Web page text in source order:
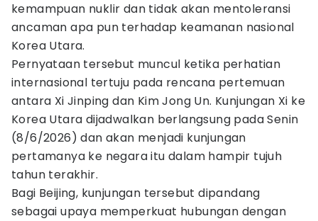
kemampuan nuklir dan tidak akan mentoleransi
ancaman apa pun terhadap keamanan nasional
Korea Utara.
Pernyataan tersebut muncul ketika perhatian
internasional tertuju pada rencana pertemuan
antara Xi Jinping dan Kim Jong Un. Kunjungan Xi ke
Korea Utara dijadwalkan berlangsung pada Senin
(8/6/2026) dan akan menjadi kunjungan
pertamanya ke negara itu dalam hampir tujuh
tahun terakhir.
Bagi Beijing, kunjungan tersebut dipandang
sebagai upaya memperkuat hubungan dengan